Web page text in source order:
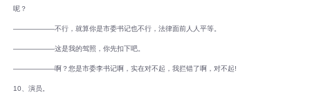
呢？
――――――不行，就算你是市委书记也不行，法律面前人人平等。
――――――这是我的驾照，你先扣下吧。
――――――啊？您是市委李书记啊，实在对不起，我拦错了啊，对不起!
10、演员。